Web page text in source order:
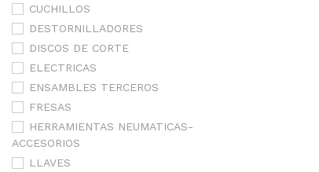
CUCHILLOS
DESTORNILLADORES
DISCOS DE CORTE
ELECTRICAS
ENSAMBLES TERCEROS
FRESAS
HERRAMIENTAS NEUMATICAS-
ACCESORIOS
LLAVES